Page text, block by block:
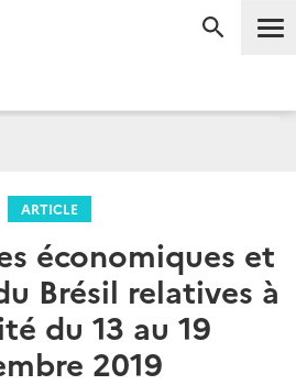
ARTICLE
économiques et
Brésil relatives à
du 13 au 19
2019